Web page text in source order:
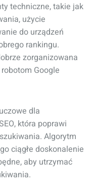
techniczne, takie jak
użycie
do urządzeń
rankingu.
zorganizowana
Google
dla
która poprawi
Algorytm
ciągłe doskonalenie
aby utrzymać